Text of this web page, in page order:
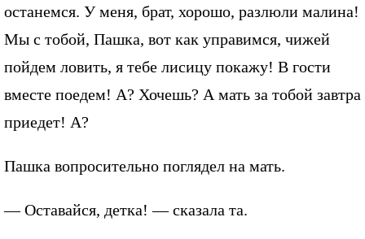
останемся. У меня, брат, хорошо, разлюли малина!
Мы с тобой, Пашка, вот как управимся, чижей
пойдем ловить, я тебе лисицу покажу! В гости
вместе поедем! А? Хочешь? А мать за тобой завтра
приедет! А?
Пашка вопросительно поглядел на мать.
— Оставайся, детка! — сказала та.